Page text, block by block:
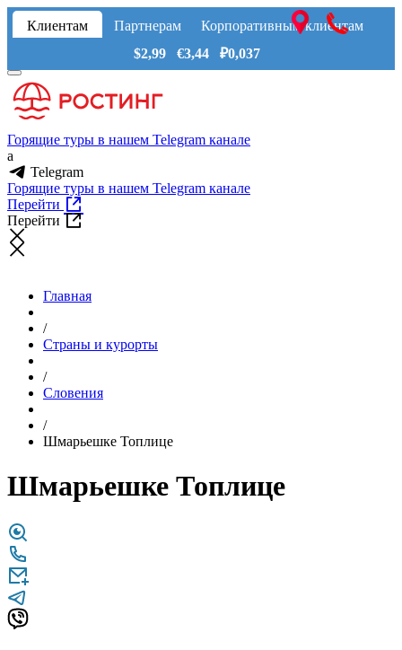
Клиентам Партнерам
Корпоративным клиентам
$2,99 €3,44 ₽0,037
Горящие туры в нашем Telegram канале
a
Telegram
Горящие туры в нашем Telegram канале
Перейти
Перейти
Главная
/
Страны и курорты
/
Словения
/
Шмарьешке Топлице
Шмарьешке Топлице